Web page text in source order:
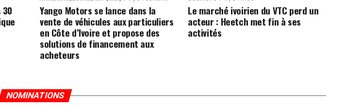
Yango Motors se lance dans la
vente de véhicules aux particuliers
en Côte d’Ivoire et propose des
solutions de financement aux
acheteurs
Le marché ivoirien du VTC perd un
acteur : Heetch met fin à ses
activités
NOMINATIONS